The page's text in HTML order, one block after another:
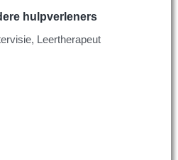
hulpverleners
Leertherapeut